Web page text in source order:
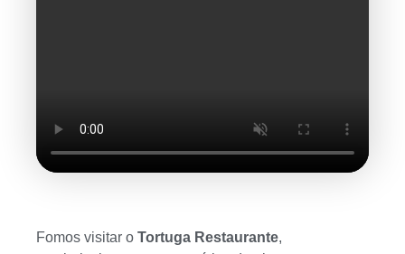
Fomos visitar o Tortuga Restaurante,